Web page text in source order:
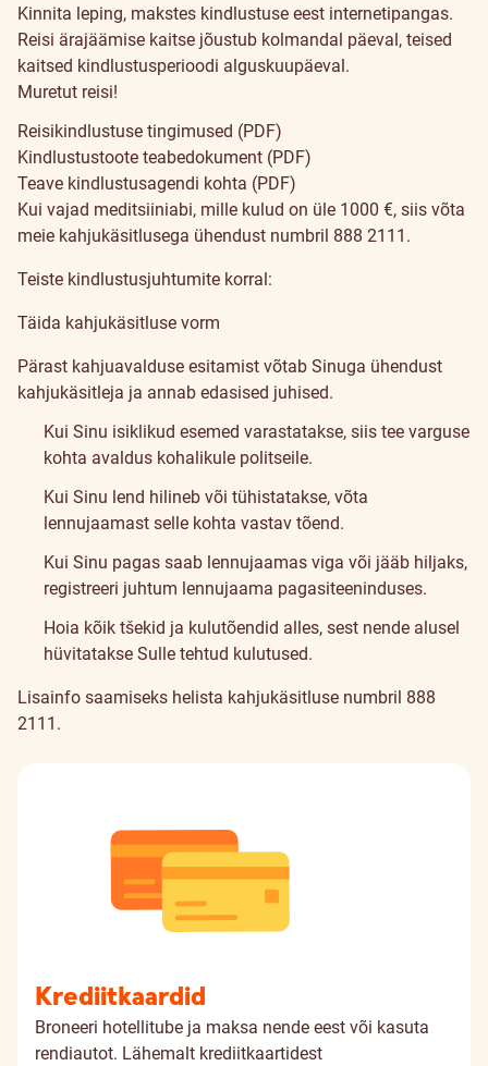
Kinnita leping, makstes kindlustuse eest internetipangas.
Reisi ärajäämise kaitse jõustub kolmandal päeval, teised
kaitsed kindlustusperioodi alguskuupäeval.
Muretut reisi!
Tingimused
Reisikindlustuse tingimused (PDF)
Kindlustustoote teabedokument (PDF)
Teave kindlustusagendi kohta (PDF)
Teatan
kahjust
Kui vajad meditsiiniabi, mille kulud on üle 1000 €, siis võta
meie kahjukäsitlusega ühendust numbril 888 2111 .
Teiste kindlustusjuhtumite korral:
Täida kahjukäsitluse vorm
Pärast kahjuavalduse esitamist võtab Sinuga ühendust
kahjukäsitleja ja annab edasised juhised.
Kui Sinu isiklikud esemed varastatakse, siis tee varguse
kohta avaldus kohalikule politseile.
Kui Sinu lend hilineb või tühistatakse, võta
lennujaamast selle kohta vastav tõend.
Kui Sinu pagas saab lennujaamas viga või jääb hiljaks,
registreeri juhtum lennujaama pagasiteeninduses.
Hoia kõik tšekid ja kulutõendid alles, sest nende alusel
hüvitatakse Sulle tehtud kulutused.
Lisainfo saamiseks helista kahjukäsitluse numbril 888
2111 .
Krediitkaardid
Broneeri hotellitube ja maksa nende eest või kasuta
rendiautot. Lähemalt krediitkaartidest